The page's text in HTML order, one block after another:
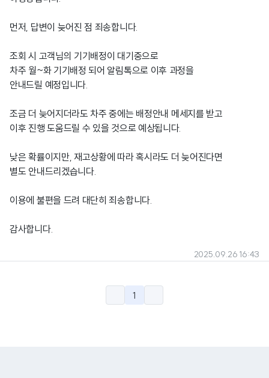
먼저, 답변이 늦어진 점 죄송합니다.
조회 시 고객님의 기기배정이 대기중으로
차주 월~화 기기배정 되어 알림톡으로 이후 과정을
안내드릴 예정입니다.
조금 더 늦어지더라도 차주 중에는 배정안내 메세지를 받고
이후 진행 도움드릴 수 있을 것으로 예상됩니다.
낮은 확률이지만, 재고상황에 따라 혹시라도 더 늦어진다면
별도 안내드리겠습니다.
이용에 불편을 드려 대단히 죄송합니다.
감사합니다.
2025.09.26 16:43
1